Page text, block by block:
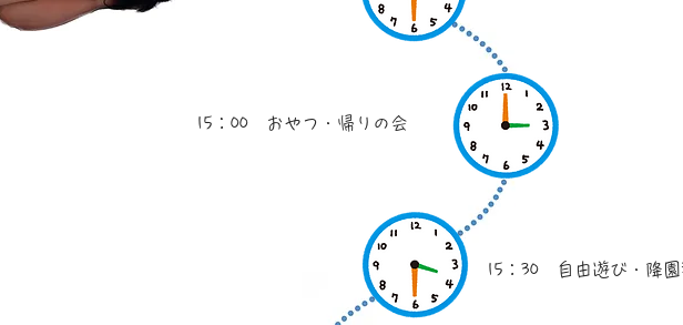
​15：00 おやつ・帰りの会
15：30 自由遊び・降